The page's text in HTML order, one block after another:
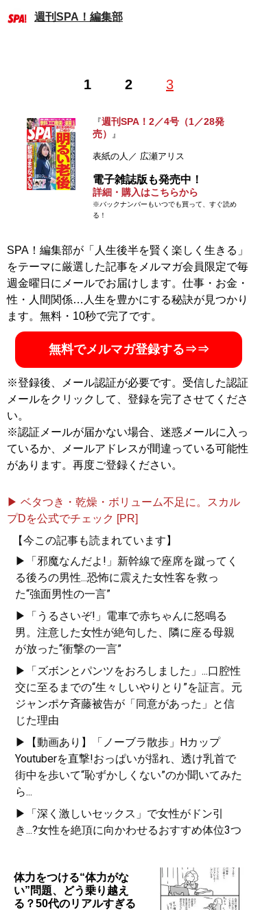
週刊SPA！編集部
1 2 3
『週刊SPA！2／4号（1／28発
売） 』
表紙の人／ 広瀬アリス
電子雑誌版も発売中！
詳細・購入はこちらから
※バックナンバーもいつでも買って、すぐ読め
る！
SPA！編集部が「人生後半を賢く楽しく生きる」
をテーマに厳選した記事をメルマガ会員限定で毎
週金曜日にメールでお届けします。仕事・お金・
性・人間関係…人生を豊かにする秘訣が見つかり
ます。無料・10秒で完了です。
無料でメルマガ登録する⇒⇒
※登録後、メール認証が必要です。受信した認証
メールをクリックして、登録を完了させてくださ
い。
※認証メールが届かない場合、迷惑メールに入っ
ているか、メールアドレスが間違っている可能性
があります。再度ご登録ください。
▶ ベタつき・乾燥・ボリューム不足に。スカル
プDを公式でチェック [PR]
【今この記事も読まれています】
▶「邪魔なんだよ!」新幹線で座席を蹴ってく
る後ろの男性...恐怖に震えた女性客を救っ
た“強面男性の一言”
▶「うるさいぞ!」電車で赤ちゃんに怒鳴る
男。注意した女性が絶句した、隣に座る母親
が放った“衝撃の一言”
▶「ズボンとパンツをおろしました」...口腔性
交に至るまでの“生々しいやりとり”を証言。元
ジャンポケ斉藤被告が「同意があった」と信
じた理由
▶【動画あり】「ノーブラ散歩」Hカップ
Youtuberを直撃!おっぱいが揺れ、透け乳首で
街中を歩いて“恥ずかしくない”のか聞いてみた
ら...
▶「深く激しいセックス」で女性がドン引
き...?女性を絶頂に向かわせるおすすめ体位3つ
体力をつける“体力がな
い”問題、どう乗り越え
る？50代のリアルすぎる